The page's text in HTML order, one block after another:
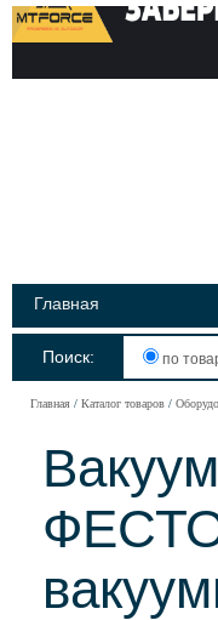
Главная
Поиск: по
Главная Каталог товаров
ФЕСТО